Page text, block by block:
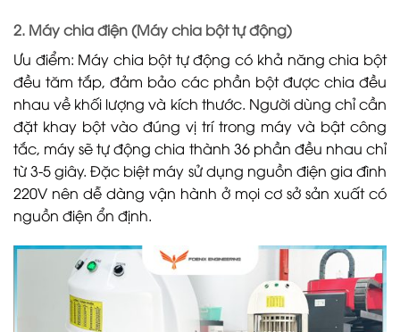
2. Máy chia điện (Máy chia bột tự động)
Ưu điểm: Máy chia bột tự động có khả năng chia bột
đều tăm tắp, đảm bảo các phần bột được chia đều
nhau về khối lượng và kích thước. Người dùng chỉ cần
đặt khay bột vào đúng vị trí trong máy và bật công
tắc, máy sẽ tự động chia thành 36 phần đều nhau chỉ
từ 3-5 giây. Đặc biệt máy sử dụng nguồn điện gia đình
220V nên dễ dàng vận hành ở mọi cơ sở sản xuất có
nguồn điện ổn định.